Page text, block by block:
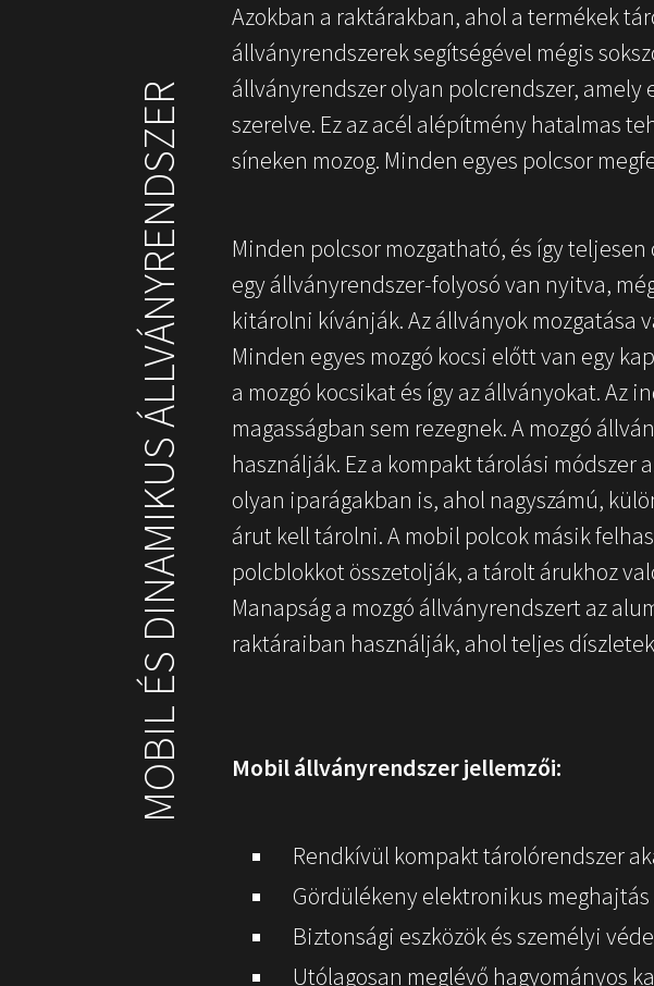
Azokban a raktárakban, ahol a termékek
állványrendszerek segítségével mégis
állványrendszer olyan polcrendszer, amely
szerelve. Ez az acél alépítmény hatalmas
síneken mozog. Minden egyes polcsor
Minden polcsor mozgatható, és így
egy állványrendszer-folyosó van nyitva,
kitárolni kívánják. Az állványok mozgatása
Minden egyes mozgó kocsi előtt van egy
a mozgó kocsikat és így az állványokat. Az
magasságban sem rezegnek. A mozgó
használják. Ez a kompakt tárolási
olyan iparágakban is, ahol nagyszámú,
árut kell tárolni. A mobil polcok másik
polcblokkot összetolják, a tárolt árukhoz
Manapság a mozgó állványrendszert az
raktáraiban használják, ahol teljes
Mobil állványrendszer jellemzői:
Rendkívül kompakt tárolórendszer
Gördülékeny elektronikus
Biztonsági eszközök és személyi
Utólagosan meglévő hagyományos
MOBIL ÉS DINAMIKUS ÁLLVÁNYRENDSZER